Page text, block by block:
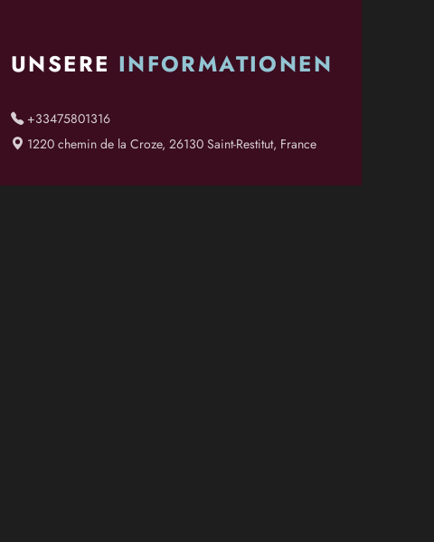
UNSERE INFORMATIONEN
+33475801316
1220 chemin de la Croze, 26130 Saint-Restitut, France